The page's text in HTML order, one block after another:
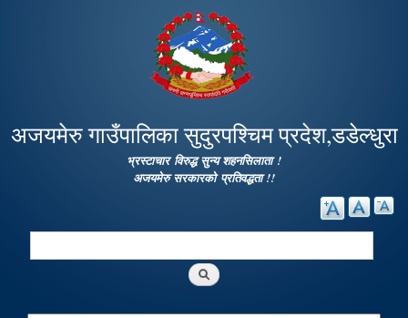
main
content
अजयमेरु गाउँपालिका सुदुरपश्चिम प्रदेश,डडेल्धुरा
भ्रस्टाचार विरुद्ध सुन्य शहनसिलाता !
अजयमेरु सरकारको प्रतिवद्धता !!
Search